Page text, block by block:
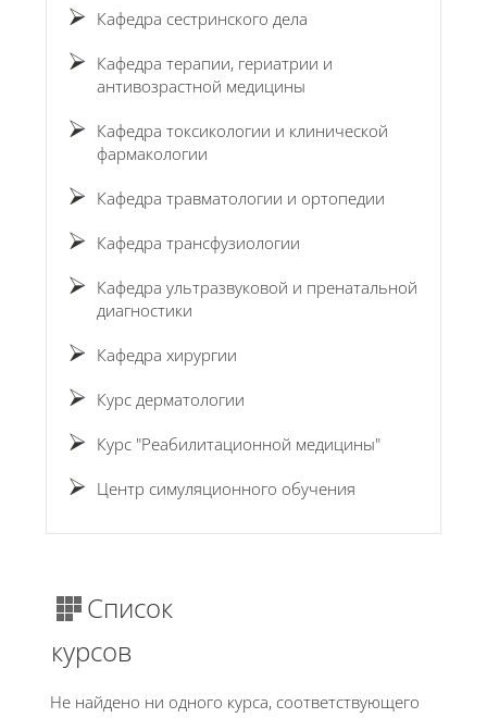
Кафедра сестринского дела
Кафедра терапии, гериатрии и
антивозрастной медицины
Кафедра токсикологии и клинической
фармакологии
Кафедра травматологии и ортопедии
Кафедра трансфузиологии
Кафедра ультразвуковой и пренатальной
диагностики
Кафедра хирургии
Курс дерматологии
Курс "Реабилитационной медицины"
Центр симуляционного обучения
Список
курсов
Не найдено ни одного курса, соответствующего